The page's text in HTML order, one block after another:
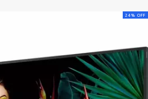
24% OFF